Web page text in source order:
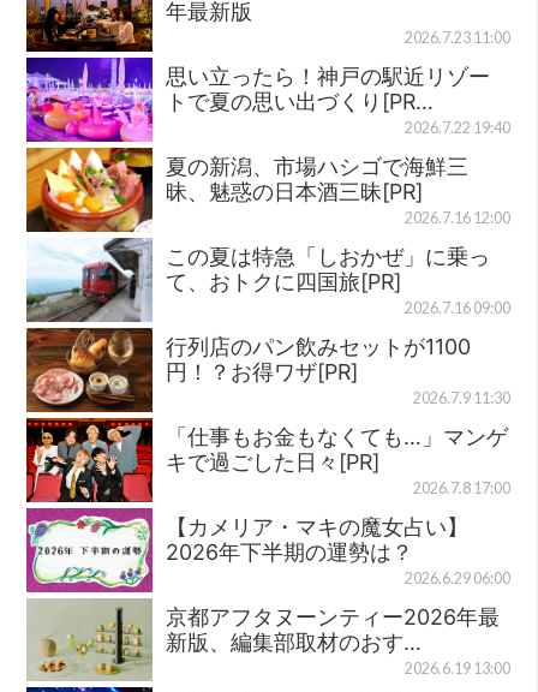
年最新版
2026.7.23 11:00
思い立ったら！神戸の駅近リゾー
トで夏の思い出づくり[PR…
2026.7.22 19:40
夏の新潟、市場ハシゴで海鮮三
昧、魅惑の日本酒三昧[PR]
2026.7.16 12:00
この夏は特急「しおかぜ」に乗っ
て、おトクに四国旅[PR]
2026.7.16 09:00
行列店のパン飲みセットが1100
円！？お得ワザ[PR]
2026.7.9 11:30
「仕事もお金もなくても…」マンゲ
キで過ごした日々[PR]
2026.7.8 17:00
【カメリア・マキの魔女占い】
2026年下半期の運勢は？
2026.6.29 06:00
京都アフタヌーンティー2026年最
新版、編集部取材のおす…
2026.6.19 13:00